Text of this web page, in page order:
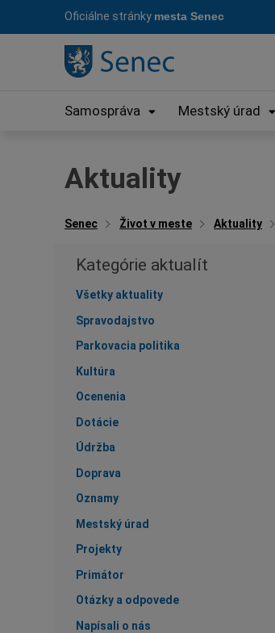
Oficiálne stránky mesta Senec
Samospráva Mestský úrad
Aktuality
Senec Život v meste Aktuality
Kategórie aktualít
Všetky aktuality
Spravodajstvo
Parkovacia politika
Kultúra
Ocenenia
Dotácie
Údržba
Doprava
Oznamy
Mestský úrad
Projekty
Primátor
Otázky a odpovede
Napísali o nás